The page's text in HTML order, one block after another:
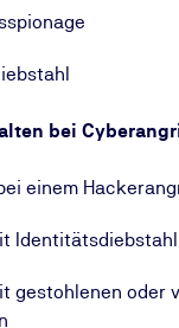
bei
einem
Identitätsdiebstahl
gestohlenen oder